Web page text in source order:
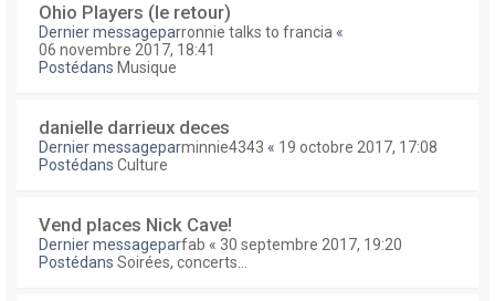
Ohio Players (le retour)
Dernier messageparronnie talks to francia «
06 novembre 2017, 18:41
Postédans Musique
danielle darrieux deces
Dernier messageparminnie4343 « 19 octobre 2017, 17:08
Postédans Culture
Vend places Nick Cave!
Dernier messageparfab « 30 septembre 2017, 19:20
Postédans Soirées, concerts...